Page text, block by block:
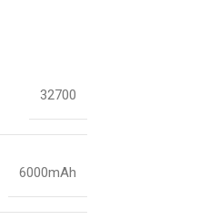
32700
6000mAh